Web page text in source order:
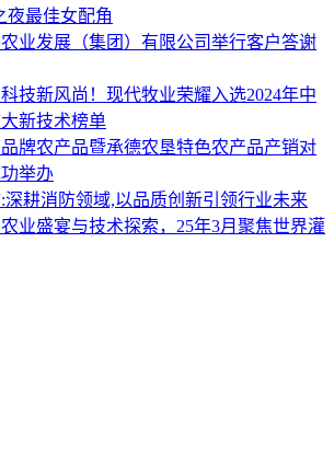
夜最佳女配角
业发展（集团）有限公司举行客户答谢
技新风尚！现代牧业荣耀入选2024年中
新技术榜单
牌农产品暨承德农垦特色农产品产销对
举办
深耕消防领域,以品质创新引领行业未来
业盛宴与技术探索，25年3月聚焦世界灌